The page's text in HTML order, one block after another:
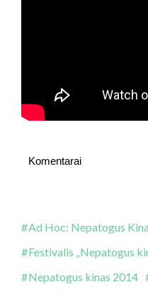
Komentarai
Ad Hoc: Nepatogus
Festivalis „Nepatogus
Nepatogus kinas 2014